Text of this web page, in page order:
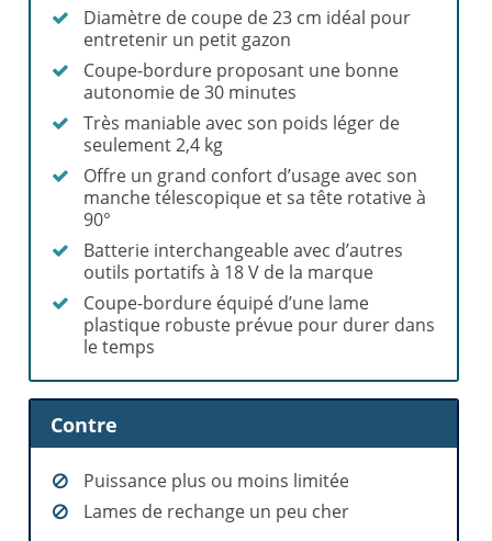
Diamètre de coupe de 23 cm idéal pour
entretenir un petit gazon
Coupe-bordure proposant une bonne
autonomie de 30 minutes
Très maniable avec son poids léger de
seulement 2,4 kg
Offre un grand confort d’usage avec son
manche télescopique et sa tête rotative à
90°
Batterie interchangeable avec d’autres
outils portatifs à 18 V de la marque
Coupe-bordure équipé d’une lame
plastique robuste prévue pour durer dans
le temps
Contre
Puissance plus ou moins limitée
Lames de rechange un peu cher